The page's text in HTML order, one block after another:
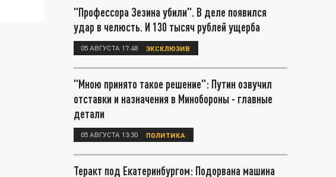
"Профессора Зезина убили". В деле появился
удар в челюсть. И 130 тысяч рублей ущерба
05 АВГУСТА 17:48 ЭКСКЛЮЗИВ
"Мною принято такое решение": Путин озвучил
отставки и назначения в Минобороны - главные
детали
05 АВГУСТА 13:30 ПОЛИТИКА
Теракт под Екатеринбургом: Подорвана машина